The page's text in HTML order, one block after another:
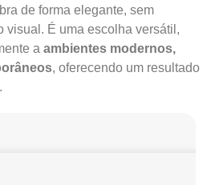
de forma elegante, sem
visual. É uma escolha versátil,
a ambientes modernos,
, oferecendo um resultado